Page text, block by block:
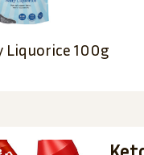
Liquorice 100g